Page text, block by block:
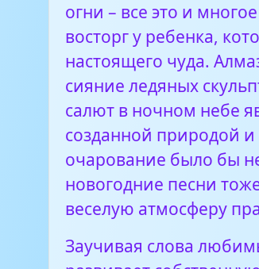
огни – все это и
восторг у ребенка,
настоящего чуда.
сияние ледяных
салют в ночном небе
созданной природой
очарование было бы
новогодние песни
веселую атмосферу
Заучивая слова